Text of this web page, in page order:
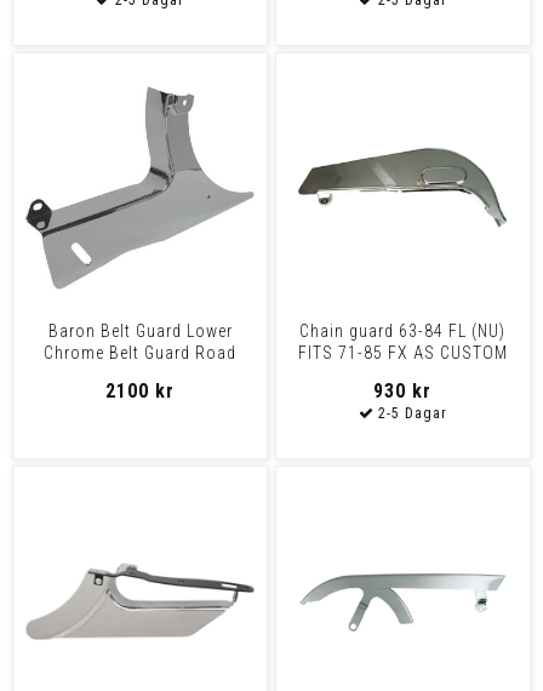
Baron Belt Guard Lower
Chrome Belt Guard Road
2100 kr
Chain guard 63-84 FL (NU)
FITS 71-85 FX AS CUSTOM
930 kr